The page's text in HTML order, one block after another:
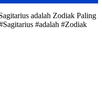
adalah Zodiak Paling
#adalah #Zodiak